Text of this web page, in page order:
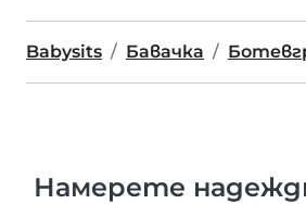
Babysits Бавачка
Намерете